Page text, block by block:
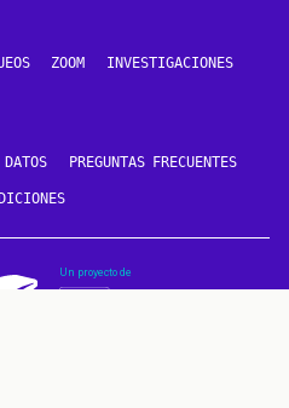
ZOOM INVESTIGACIONES
PREGUNTAS FRECUENTES
Un proyecto de